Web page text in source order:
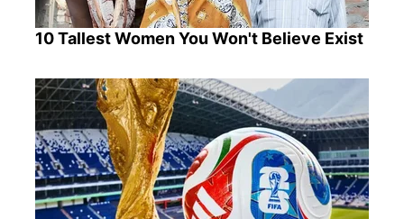
10 Tallest Women You Won't Believe Exist